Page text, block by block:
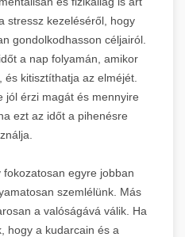
stressz kezeléséről, hogy
gondolkodhasson céljairól.
a nap folyamán, amikor
kitisztíthatja az elméjét.
jól érzi magát és mennyire
ezt az időt a pihenésre
fokozatosan egyre jobban
szemlélünk. Más
a valóságává válik. Ha
hogy a kudarcain és a